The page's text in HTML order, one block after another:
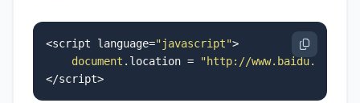
<script language="javascript">
document . location = "http://www.baidu.com"
</script>